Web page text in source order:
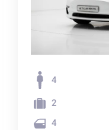
4
2
4